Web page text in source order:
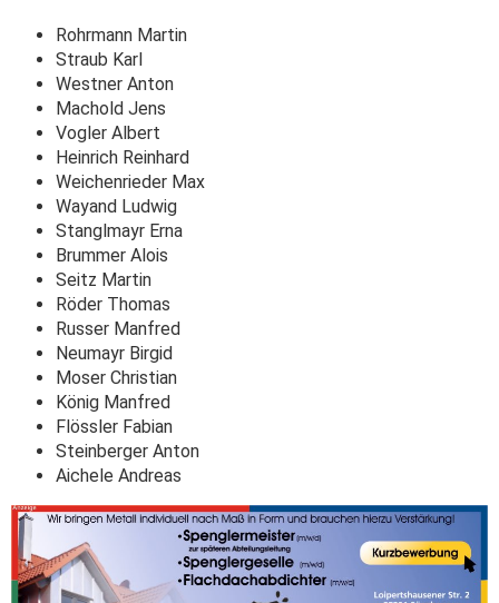
Rohrmann Martin
Straub Karl
Westner Anton
Machold Jens
Vogler Albert
Heinrich Reinhard
Weichenrieder Max
Wayand Ludwig
Stanglmayr Erna
Brummer Alois
Seitz Martin
Röder Thomas
Russer Manfred
Neumayr Birgid
Moser Christian
König Manfred
Flössler Fabian
Steinberger Anton
Aichele Andreas